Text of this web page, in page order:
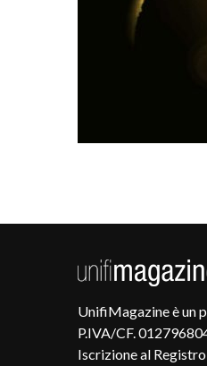
UnifiMagazine è un
P.IVA/CF.
Iscrizione al